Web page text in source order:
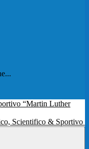
Scientifico & Sportivo